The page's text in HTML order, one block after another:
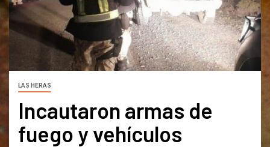
LAS HERAS
Incautaron armas de
fuego y vehículos